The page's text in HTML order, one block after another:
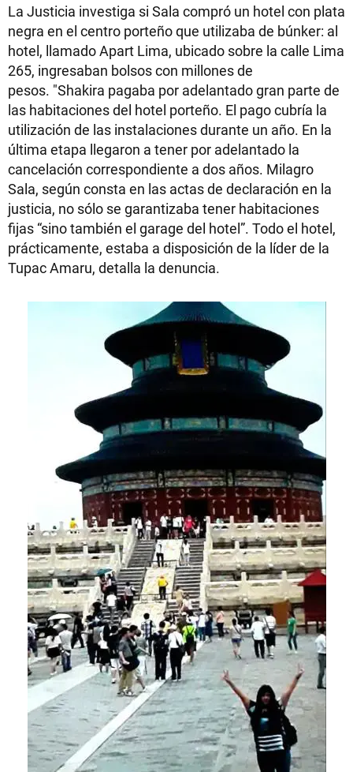
La Justicia investiga si Sala compró un hotel con plata
negra en el centro porteño que utilizaba de búnker: al
hotel, llamado Apart Lima, ubicado sobre la calle Lima
265, ingresaban bolsos con millones de
pesos. "Shakira pagaba por adelantado gran parte de
las habitaciones del hotel porteño. El pago cubría la
utilización de las instalaciones durante un año. En la
última etapa llegaron a tener por adelantado la
cancelación correspondiente a dos años. Milagro
Sala, según consta en las actas de declaración en la
justicia, no sólo se garantizaba tener habitaciones
fijas “sino también el garage del hotel”. Todo el hotel,
prácticamente, estaba a disposición de la líder de la
Tupac Amaru, detalla la denuncia.